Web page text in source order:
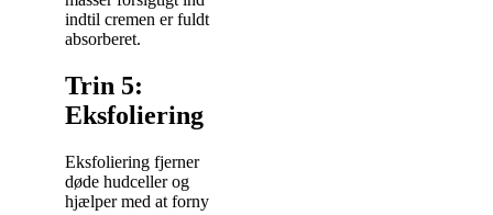
indtil cremen er fuldt
absorberet.
Trin 5:
Eksfoliering
Eksfoliering fjerner
døde hudceller og
hjælper med at forny